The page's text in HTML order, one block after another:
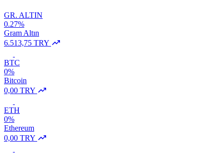
GR. ALTIN
0.27%
Gram Altın
6.513,75 TRY
BTC
0%
Bitcoin
0,00 TRY
ETH
0%
Ethereum
0,00 TRY